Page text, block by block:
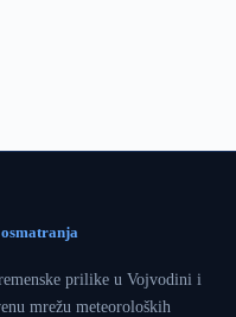
prilike u Vojvodini i
mrežu meteoroloških